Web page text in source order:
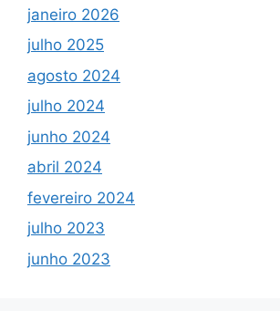
janeiro 2026
julho 2025
agosto 2024
julho 2024
junho 2024
abril 2024
fevereiro 2024
julho 2023
junho 2023